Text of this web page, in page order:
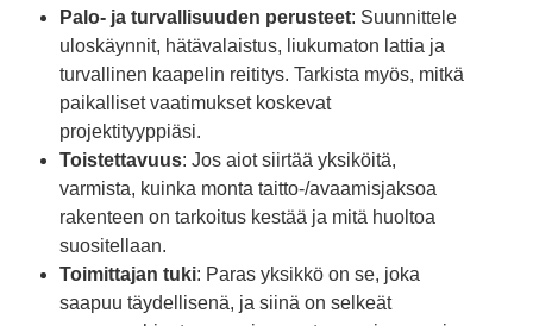
Palo- ja turvallisuuden perusteet: Suunnittele
uloskäynnit, hätävalaistus, liukumaton lattia ja
turvallinen kaapelin reititys. Tarkista myös, mitkä
paikalliset vaatimukset koskevat
projektityyppiäsi.
Toistettavuus: Jos aiot siirtää yksiköitä,
varmista, kuinka monta taitto-/avaamisjaksoa
rakenteen on tarkoitus kestää ja mitä huoltoa
suositellaan.
Toimittajan tuki: Paras yksikkö on se, joka
saapuu täydellisenä, ja siinä on selkeät